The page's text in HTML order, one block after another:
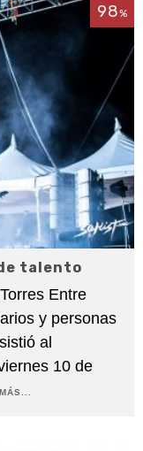
98%
talento
Entre
y personas
al
10 de